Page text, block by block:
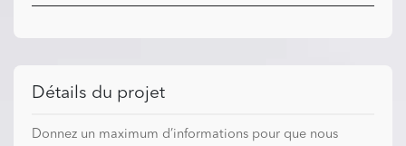
Détails du projet
Donnez un maximum d’informations pour que nous